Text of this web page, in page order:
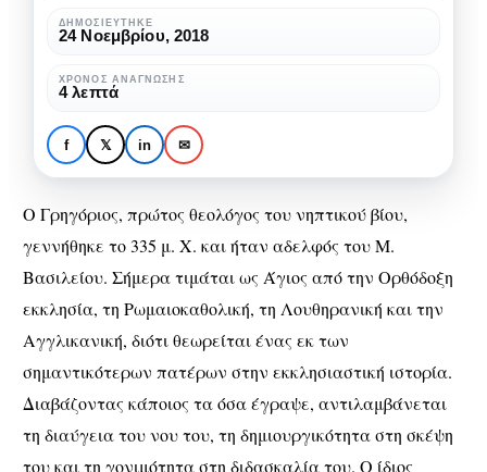
Άγιος Γρηγόριος, o
επίσκοπος Νύσσης
επίσκοπος
Νύσσης
ΔΗΜΟΣΙΕΎΤΗΚΕ
24 Νοεμβρίου, 2018
ΧΡΌΝΟΣ ΑΝΆΓΝΩΣΗΣ
4 λεπτά
f 𝕏 in ✉
Ο Γρηγόριος, πρώτος θεολόγος του νηπτικού βίου,
γεννήθηκε το 335 μ. Χ. και ήταν αδελφός του Μ.
Βασιλείου. Σήμερα τιμάται ως Άγιος από την Ορθόδοξη
εκκλησία, τη Ρωμαιοκαθολική, τη Λουθηρανική και την
Αγγλικανική, διότι θεωρείται ένας εκ των
σημαντικότερων πατέρων στην εκκλησιαστική ιστορία.
Διαβάζοντας κάποιος τα όσα έγραψε, αντιλαμβάνεται
τη διαύγεια του νου του, τη δημιουργικότητα στη σκέψη
του και τη γονιμότητα στη διδασκαλία του. Ο ίδιος